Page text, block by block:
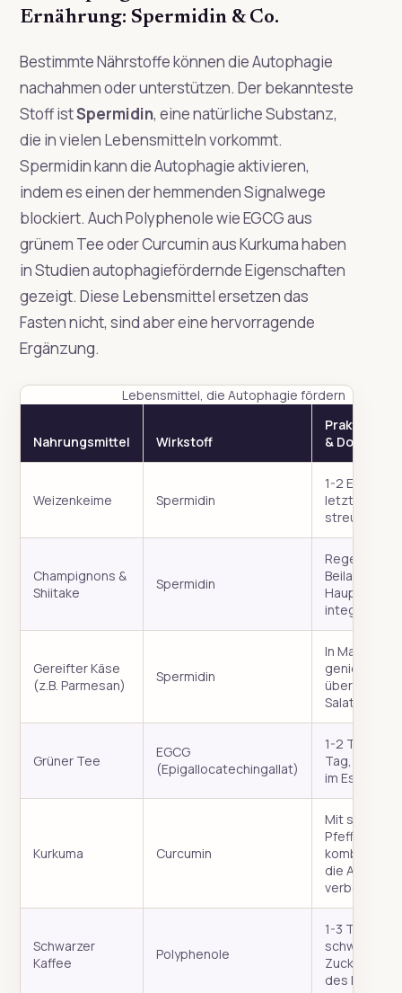
Ernährung: Spermidin & Co.
Bestimmte Nährstoffe können die Autophagie
nachahmen oder unterstützen. Der bekannteste
Stoff istSpermidin, eine natürliche Substanz,
die in vielen Lebensmitteln vorkommt.
Spermidin kann die Autophagie aktivieren,
indem es einen der hemmenden Signalwege
blockiert. Auch Polyphenole wie EGCG aus
grünem Tee oder Curcumin aus Kurkuma haben
in Studien autophagiefördernde Eigenschaften
gezeigt. Diese Lebensmittel ersetzen das
Fasten nicht, sind aber eine hervorragende
Ergänzung.
Lebensmittel, die Autophagie fördern
Nahrungsmittel Wirkstoff
Praktischer
& Dosierung
Weizenkeime Spermidin
1-2 EL über
letzte
streuen.
Champignons &
Shiitake
Spermidin
Regelmäßig
Beilage oder
integrieren.
Gereifter Käse
(z.B. Parmesan)
Spermidin
In Maßen
genießen,
über Pasta
Salat.
Grüner Tee
EGCG
(Epigallocatechingallat)
1-2 Tassen
Tag,
im
Kurkuma Curcumin
Mit
Pfeffer
die
verbessern.
Schwarzer
Kaffee
Polyphenole
1-3 Tassen
schwarz
Zucker
des Fastens.